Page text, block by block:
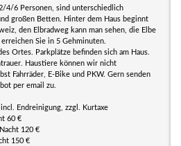
4/6 Personen, sind unterschiedlich
großen Betten. Hinter dem Haus beginnt
den Elbradweg kann man sehen, die Elbe
Sie in 5 Gehminuten.
Ortes. Parkplätze befinden sich am Haus.
Haustiere können wir nicht
Fahrräder, E-Bike und PKW. Gern senden
per email zu.
Endreinigung, zzgl. Kurtaxe
60 €
120 €
150 €